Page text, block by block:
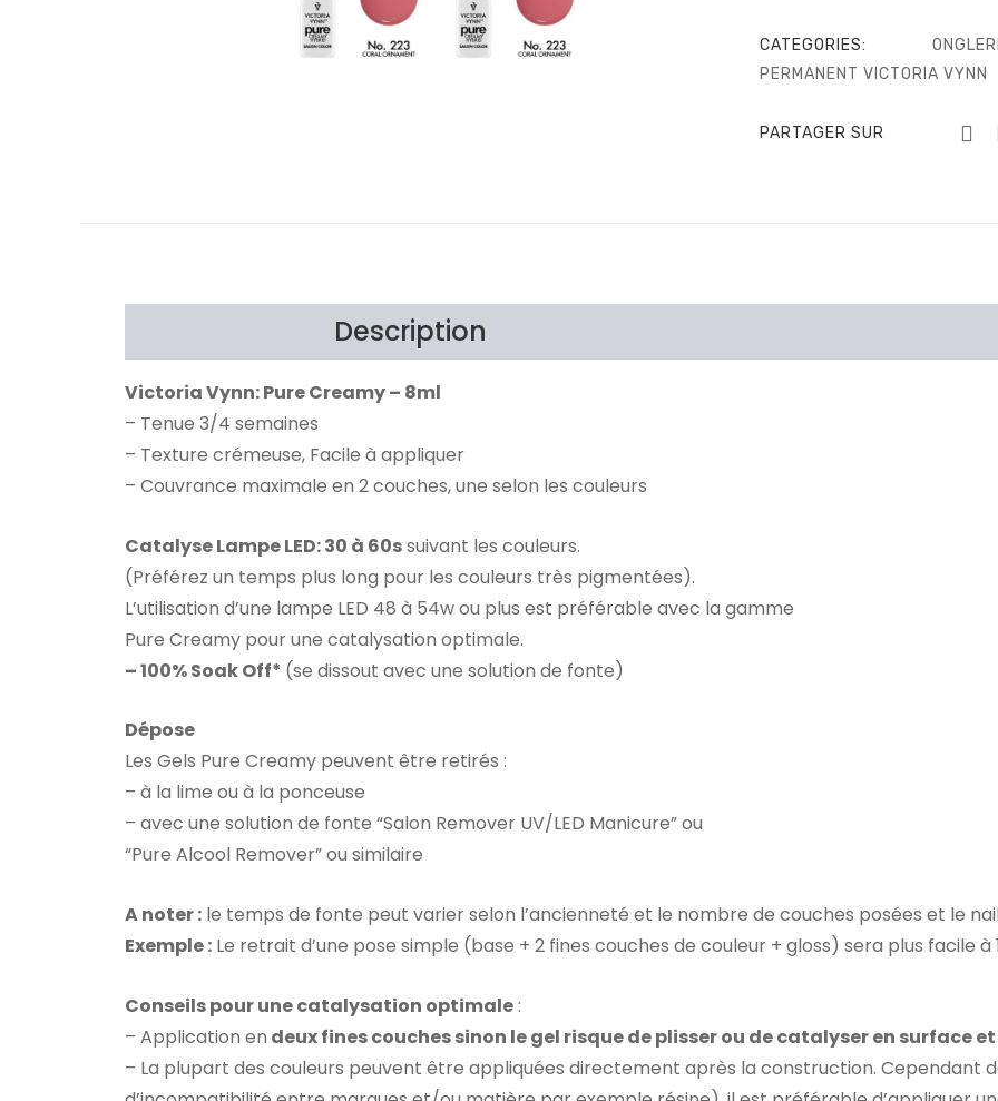
CATEGORIES:
PERMANENT VICTORIA VYNN
PARTAGER SUR
Description
Victoria Vynn: Pure Creamy – 8ml
– Tenue 3/4 semaines
– Texture crémeuse, Facile à appliquer
– Couvrance maximale en 2 couches, une selon les couleurs
Catalyse Lampe LED: 30 à 60ssuivant les couleurs.
(Préférez un temps plus long pour les couleurs très pigmentées).
L’utilisation d’une lampe LED 48 à 54w ou plus est préférable avec la gamme
Pure Creamy pour une catalysation optimale.
– 100% Soak Off* (se dissout avec une solution de fonte)
Dépose
Les Gels Pure Creamy peuvent être retirés :
– à la lime ou à la ponceuse
– avec une solution de fonte “Salon Remover UV/LED Manicure” ou
“Pure Alcool Remover” ou similaire ​
A noter : le temps de fonte peut varier selon l’ancienneté et le nombre de couches posées et le
Exemple : Le retrait d’une pose simple (base + 2 fines couches de couleur + gloss) sera plus facile à
Conseils pour une catalysation optimale:
– Application en deux fines couches sinon le gel risque de plisser ou de catalyser en surface
– La plupart des couleurs peuvent être appliquées directement après la construction. Cependant